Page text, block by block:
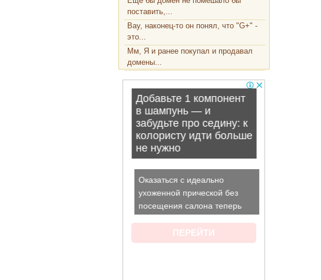
поставить,...
Вау, наконец-то он понял, что "G+" -
это...
Мм, Я и ранее покупал и продавал
домены...